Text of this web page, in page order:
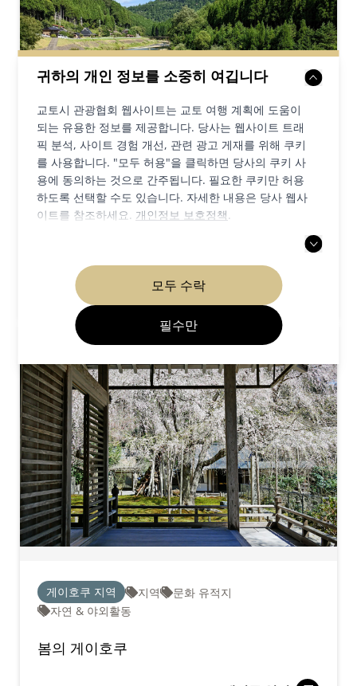
귀하의 개인 정보를 소중히 여깁니다
교토시 관광협회 웹사이트는 교토 여행 계획에 도움이
되는 유용한 정보를 제공합니다. 당사는 웹사이트 트래
픽 분석, 사이트 경험 개선, 관련 광고 게재를 위해 쿠키
를 사용합니다. "모두 허용"을 클릭하면 당사의 쿠키 사
용에 동의하는 것으로 간주됩니다. 필요한 쿠키만 허용
하도록 선택할 수도 있습니다. 자세한 내용은 당사 웹사
이트를 참조하세요. 개인정보 보호정책.
모두 수락
필수만
게이호쿠 지역 지역
문화 유적지
자연 & 야외활동
게시글 읽기
게이호쿠 지역 지역
문화 유적지
자연 & 야외활동
봄의 게이호쿠